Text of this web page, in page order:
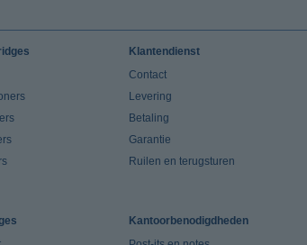
Klantendienst
Contact
Levering
Betaling
Garantie
Ruilen en terugsturen
Kantoorbenodigdheden